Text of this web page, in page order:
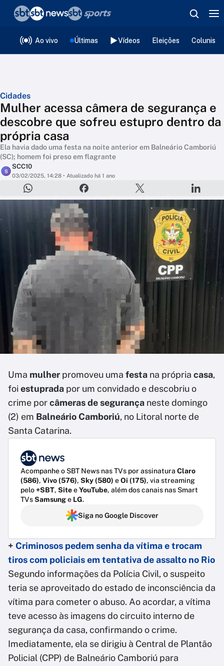
Ao vivo Últimas Vídeos Eleições
Cidades
Mulher acessa câmera de segurança e
descobre que sofreu estupro dentro da
própria casa
Ela havia dado uma festa na noite anterior em Balneário Camboriú
(SC); homem foi preso em flagrante
S
SCC10
03/02/2025, 14:28 • Atualizado há 1 ano
Uma mulher promoveu uma festa na própria casa,
foi estuprada por um convidado e descobriu o
crime porcâmeras de segurança neste domingo
(2) em Balneário Camboriú, no Litoral norte de
Santa Catarina.
Acompanhe o SBT News nas TVs por assinatura Claro
(586), Vivo (576), Sky (580) eOi (175), via streaming
pelo+SBT, SiteeYouTube, além dos canais nas Smart
TVsSamsunge LG.
Siga no Google Discover
+ Criminosos pedem senha da vítima e trocam
tiros com policiais em tentativa de assalto no Rio
Segundo informações da Polícia Civil, o suspeito
teria se aproveitado do estado de inconsciência da
vítima para cometer o abuso. Ao acordar, a vítima
teve acesso às imagens do circuito interno de
segurança da casa, confirmando o crime.
Imediatamente, ela se dirigiu à Central de Plantão
Policial (CPP) de Balneário Camboriú para
❮voltar
Editorias